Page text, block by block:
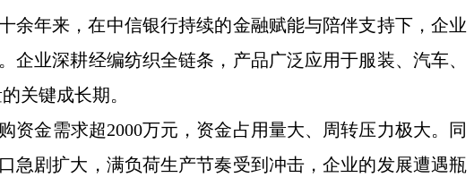
余年来，在中信银行持续的金融赋能与陪伴支持下，企业
业深耕经编纺织全链条，产品广泛应用于服装、汽车、
关键成长期。
资金需求超2000万元，资金占用量大、周转压力极大。同
急剧扩大，满负荷生产节奏受到冲击，企业的发展遭遇瓶